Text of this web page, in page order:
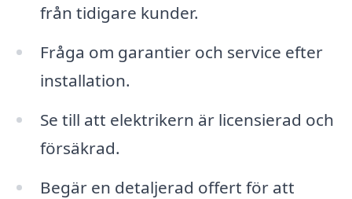
från tidigare kunder.
Fråga om garantier och service efter
installation.
Se till att elektrikern är licensierad och
försäkrad.
Begär en detaljerad offert för att